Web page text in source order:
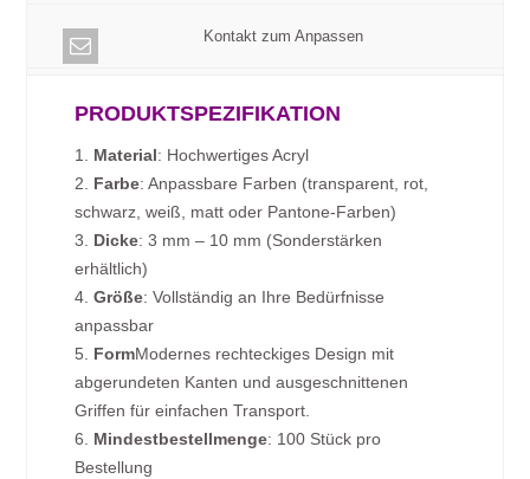
Kontakt zum Anpassen
PRODUKTSPEZIFIKATION
1. Material: Hochwertiges Acryl
2. Farbe: Anpassbare Farben (transparent, rot,
schwarz, weiß, matt oder Pantone-Farben)
3. Dicke: 3 mm – 10 mm (Sonderstärken
erhältlich)
4.Größe: Vollständig an Ihre Bedürfnisse
anpassbar
5. FormModernes rechteckiges Design mit
abgerundeten Kanten und ausgeschnittenen
Griffen für einfachen Transport.
6. Mindestbestellmenge: 100 Stück pro
Bestellung